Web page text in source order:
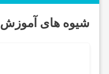
شیوه های آموزش